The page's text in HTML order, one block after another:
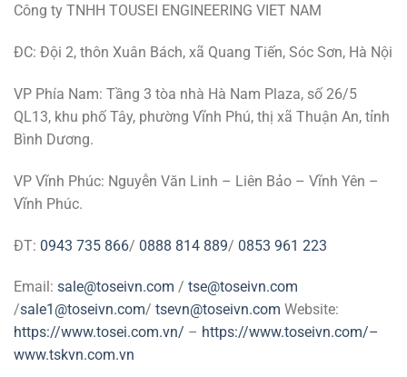
Công ty TNHH TOUSEI ENGINEERING VIET NAM
ĐC: Đội 2, thôn Xuân Bách, xã Quang Tiến, Sóc Sơn, Hà Nội
VP Phía Nam: Tầng 3 tòa nhà Hà Nam Plaza, số 26/5
QL13, khu phố Tây, phường Vĩnh Phú, thị xã Thuận An, tỉnh
Bình Dương.
VP Vĩnh Phúc: Nguyễn Văn Linh – Liên Bảo – Vĩnh Yên –
Vĩnh Phúc.
ĐT: 0943 735 866/ 0888 814 889/ 0853 961 223
Email: sale@toseivn.com / tse@toseivn.com
/sale1@toseivn.com/ tsevn@toseivn.com Website:
https://www.tosei.com.vn/ – https://www.toseivn.com/–
www.tskvn.com.vn